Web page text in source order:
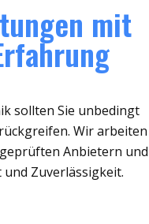
mit
sollten Sie unbedingt
Wir arbeiten
Anbietern und
Zuverlässigkeit.